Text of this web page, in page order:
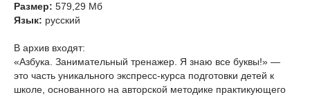
Размер: 579,29 Мб
Язык: русский
В архив входят:
«Азбука. Занимательный тренажер. Я знаю все буквы!» —
это часть уникального экспресс-курса подготовки детей к
школе, основанного на авторской методике практикующего